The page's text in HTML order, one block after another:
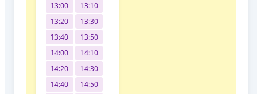
13:00
13:10
13:20
13:30
13:40
13:50
14:00
14:10
14:20
14:30
14:40
14:50